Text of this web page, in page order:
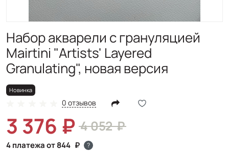
Набор акварели с грануляцией
Mairtini "Artists' Layered
Granulating", новая версия
Новинка
0 отзывов
4 052
3 376
4 платежа от 844 ?